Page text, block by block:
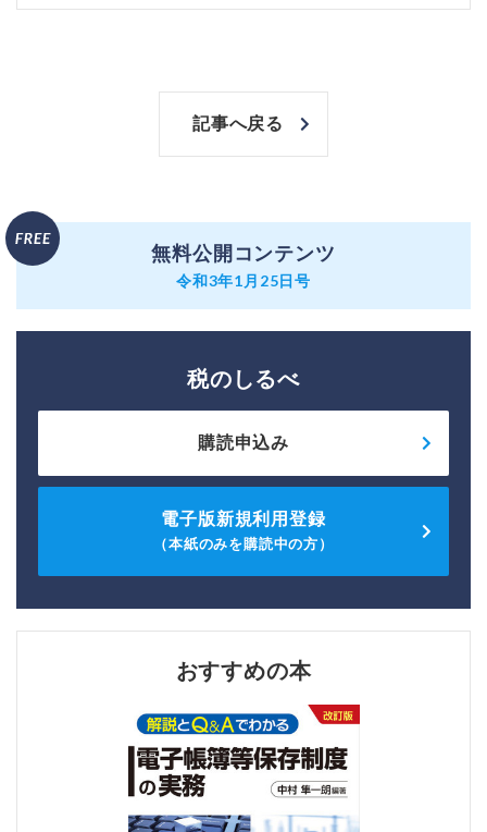
記事へ戻る
無料公開コンテンツ
令和3年1月25日号
税のしるべ
購読申込み
電子版新規利用登録
（本紙のみを購読中の方）
おすすめの本